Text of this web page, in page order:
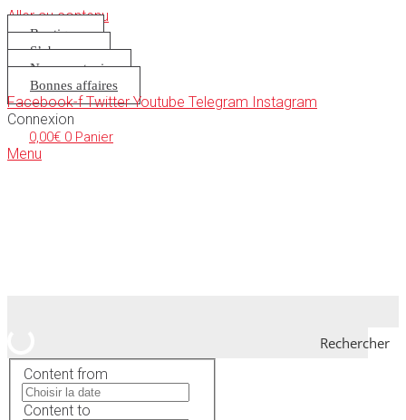
Aller au contenu
Boutique
S’abonner
Nous soutenir
Bonnes affaires
Facebook-f Twitter Youtube Telegram Instagram
Connexion
0,00€ 0 Panier
Menu
Rechercher
Content from
Content to